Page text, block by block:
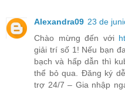
Alexandra09 23 de
Chào mừng đến với
giải trí số 1! Nếu bạn
bạch và hấp dẫn thì
thể bỏ qua. Đăng ký
trợ 24/7 – Gia nhập